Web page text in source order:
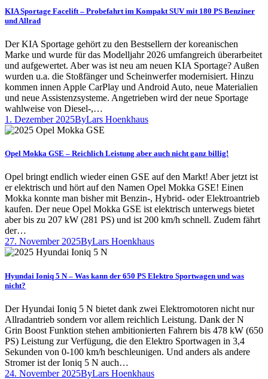
KIA Sportage Facelift – Probefahrt im Kompakt SUV mit 180 PS Benziner
und Allrad
Der KIA Sportage gehört zu den Bestsellern der koreanischen
Marke und wurde für das Modelljahr 2026 umfangreich überarbeitet
und aufgewertet. Aber was ist neu am neuen KIA Sportage? Außen
wurden u.a. die Stoßfänger und Scheinwerfer modernisiert. Hinzu
kommen innen Apple CarPlay und Android Auto, neue Materialien
und neue Assistenzsysteme. Angetrieben wird der neue Sportage
wahlweise von Diesel-,…
1. Dezember 2025ByLars Hoenkhaus
Opel Mokka GSE – Reichlich Leistung aber auch nicht ganz billig!
Opel bringt endlich wieder einen GSE auf den Markt! Aber jetzt ist
er elektrisch und hört auf den Namen Opel Mokka GSE! Einen
Mokka konnte man bisher mit Benzin-, Hybrid- oder Elektroantrieb
kaufen. Der neue Opel Mokka GSE ist elektrisch unterwegs bietet
aber bis zu 207 kW (281 PS) und ist 200 km/h schnell. Zudem fährt
der…
27. November 2025ByLars Hoenkhaus
Hyundai Ioniq 5 N – Was kann der 650 PS Elektro Sportwagen und was
nicht?
Der Hyundai Ioniq 5 N bietet dank zwei Elektromotoren nicht nur
Allradantrieb sondern vor allem reichlich Leistung. Dank der N
Grin Boost Funktion stehen ambitionierten Fahrern bis 478 kW (650
PS) Leistung zur Verfügung, die den Elektro Sportwagen in 3,4
Sekunden von 0-100 km/h beschleunigen. Und anders als andere
Stromer ist der Ioniq 5 N auch…
24. November 2025ByLars Hoenkhaus